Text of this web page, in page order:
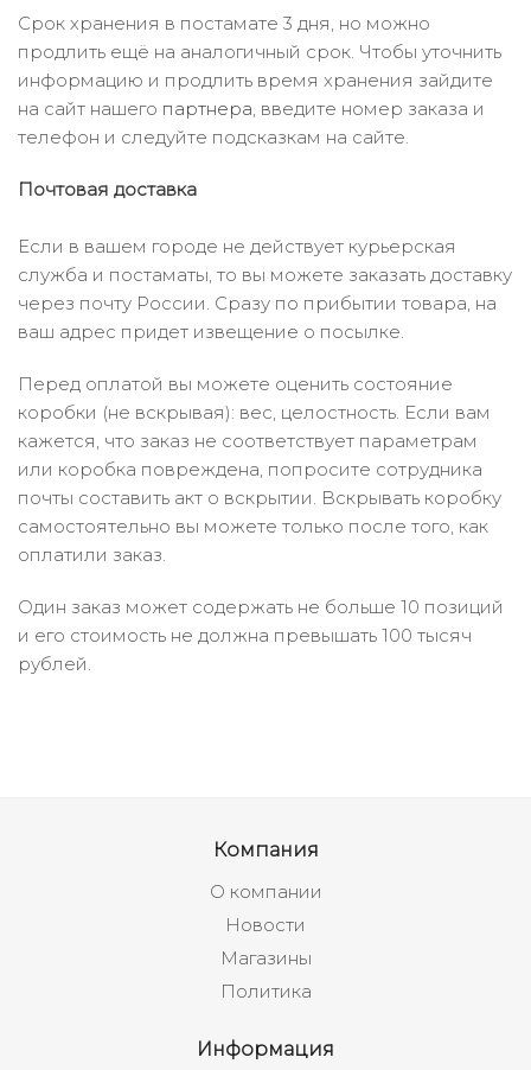
Срок хранения в постамате 3 дня, но можно
продлить ещё на аналогичный срок. Чтобы уточнить
информацию и продлить время хранения зайдите
на сайт нашего партнера, введите номер заказа и
телефон и следуйте подсказкам на сайте.
Почтовая доставка
Если в вашем городе не действует курьерская
служба и постаматы, то вы можете заказать доставку
через почту России. Сразу по прибытии товара, на
ваш адрес придет извещение о посылке.
Перед оплатой вы можете оценить состояние
коробки (не вскрывая): вес, целостность. Если вам
кажется, что заказ не соответствует параметрам
или коробка повреждена, попросите сотрудника
почты составить акт о вскрытии. Вскрывать коробку
самостоятельно вы можете только после того, как
оплатили заказ.
Один заказ может содержать не больше 10 позиций
и его стоимость не должна превышать 100 тысяч
рублей.
Компания
О компании
Новости
Магазины
Политика
Информация